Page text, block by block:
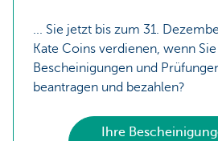
... Sie jetzt bis zum 31.
Kate Coins verdienen, wenn
Bescheinigungen und
beantragen und bezahlen?
Ihre